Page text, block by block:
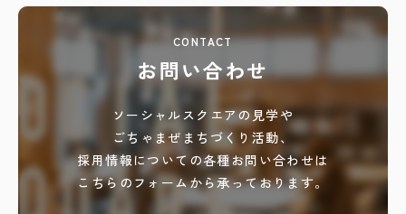
CONTACT
お問い合わせ
ソーシャルスクエアの見学や
ごちゃまぜまちづくり活動、
採用情報についての各種お問い合わせは
こちらのフォームから承っております。